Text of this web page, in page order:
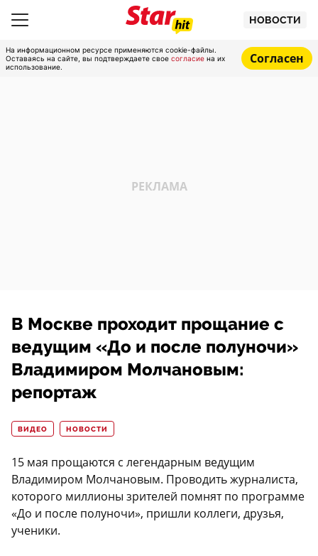
НОВОСТИ
На информационном ресурсе применяются cookie-файлы.
Оставаясь на сайте, вы подтверждаете свое согласие на их
использование.
Согласен
В Москве проходит прощание с
ведущим «До и после полуночи»
Владимиром Молчановым:
репортаж
ВИДЕО НОВОСТИ
15 мая прощаются с легендарным ведущим
Владимиром Молчановым. Проводить журналиста,
которого миллионы зрителей помнят по программе
«До и после полуночи», пришли коллеги, друзья,
ученики.